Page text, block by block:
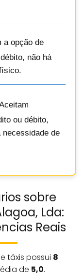
a opção de
não há
ou débito,
de
sobre
Lda:
Reais
táxis possui 8
de 5,0.